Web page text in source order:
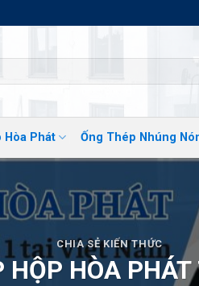
Hòa Phát Ống Thép Nhúng
CHIA SẺ KIẾN THỨC
HỘP HÒA